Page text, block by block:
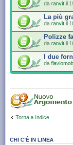
da ranvit il
La più
da ranvit il
Polizze
da ranvit il
I due
da flaviomob
Torna a Indice
CHI C’È IN LINEA